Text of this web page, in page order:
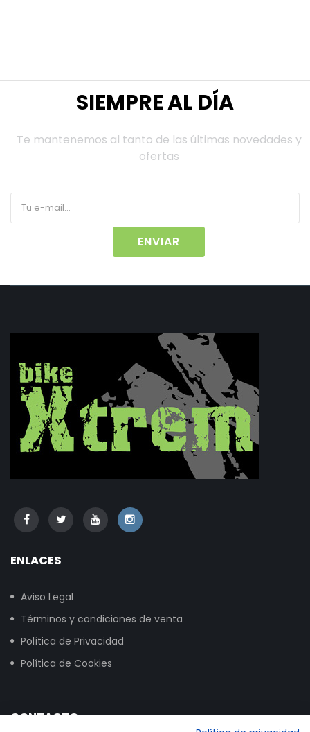
SIEMPRE AL DÍA
Te mantenemos al tanto de las últimas novedades y
ofertas
ENVIAR
ENLACES
Aviso Legal
Términos y condiciones de venta
Política de Privacidad
Política de Cookies
CONTACTO